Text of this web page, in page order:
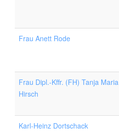
Frau Anett Rode
Frau Dipl.-Kffr. (FH) Tanja Maria
Hirsch
Karl-Heinz Dortschack